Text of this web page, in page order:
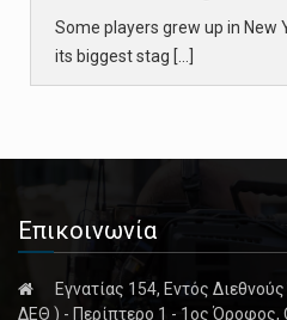
Some players grew up in New
its biggest stag [...]
Not Dailey, Con [...]
March 24, 2023
Former Trump Officials
Επικοινωνία
Εγνατίας 154, Εντός
ΔΕΘ ) - Περίπτερο 1 - 1ος Όροφος,